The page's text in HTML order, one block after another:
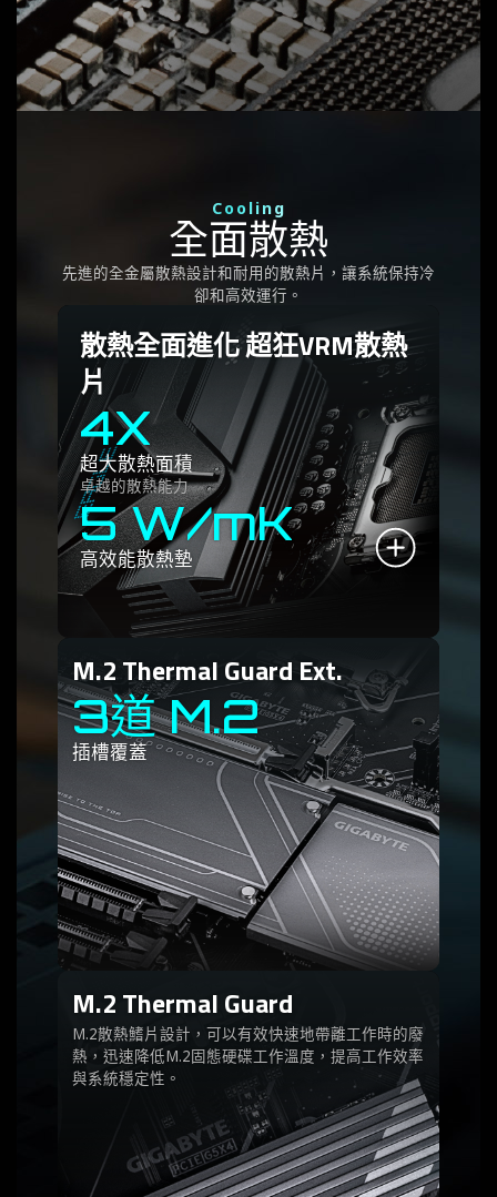
Cooling
全面散熱
先進的全金屬散熱設計和耐用的散熱片，讓系統保持冷
卻和高效運行。
散熱全面進化 超狂VRM散熱
片
4X
超大散熱面積
卓越的散熱能力
5 W/mK
高效能散熱墊
M.2 Thermal Guard Ext.
3道 M.2
插槽覆蓋
M.2 Thermal Guard
M.2散熱鰭片設計，可以有效快速地帶離工作時的廢
熱，迅速降低M.2固態硬碟工作溫度，提高工作效率
與系統穩定性。